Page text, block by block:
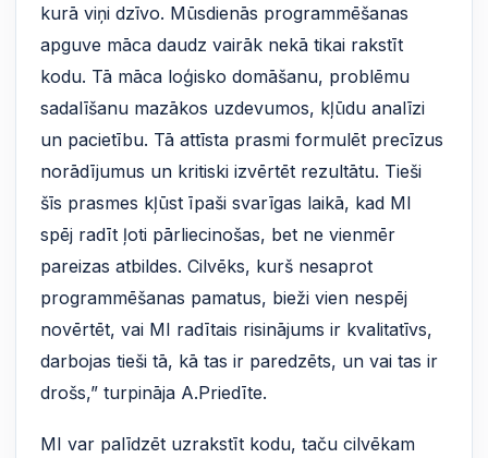
kurā viņi dzīvo. Mūsdienās programmēšanas
apguve māca daudz vairāk nekā tikai rakstīt
kodu. Tā māca loģisko domāšanu, problēmu
sadalīšanu mazākos uzdevumos, kļūdu analīzi
un pacietību. Tā attīsta prasmi formulēt precīzus
norādījumus un kritiski izvērtēt rezultātu. Tieši
šīs prasmes kļūst īpaši svarīgas laikā, kad MI
spēj radīt ļoti pārliecinošas, bet ne vienmēr
pareizas atbildes. Cilvēks, kurš nesaprot
programmēšanas pamatus, bieži vien nespēj
novērtēt, vai MI radītais risinājums ir kvalitatīvs,
darbojas tieši tā, kā tas ir paredzēts, un vai tas ir
drošs,” turpināja A.Priedīte.
MI var palīdzēt uzrakstīt kodu, taču cilvēkam